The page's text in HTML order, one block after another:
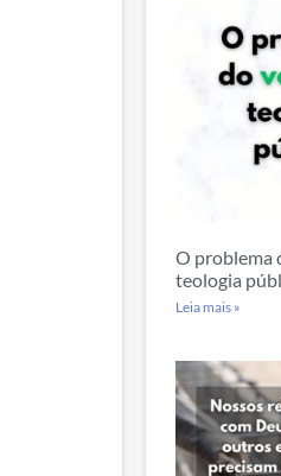
O problema
teologia
Leia mais »